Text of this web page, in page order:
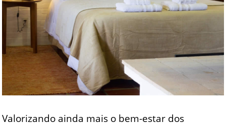
Valorizando ainda mais o bem-estar dos